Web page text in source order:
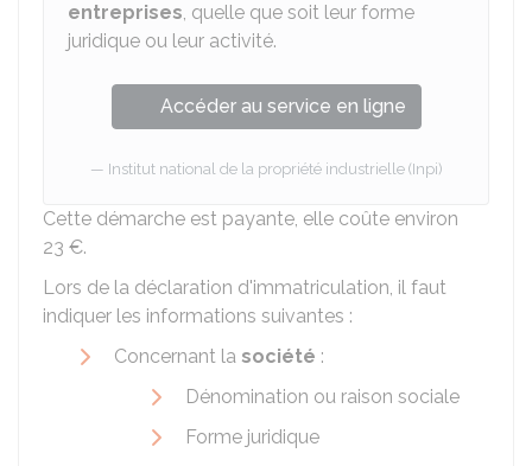
entreprises, quelle que soit leur forme
juridique ou leur activité.
Accéder au service en ligne
Institut national de la propriété industrielle (Inpi)
Cette démarche est payante, elle coûte environ
23 €.
Lors de la déclaration d'immatriculation, il faut
indiquer les informations suivantes :
Concernant la société :
Dénomination ou raison sociale
Forme juridique